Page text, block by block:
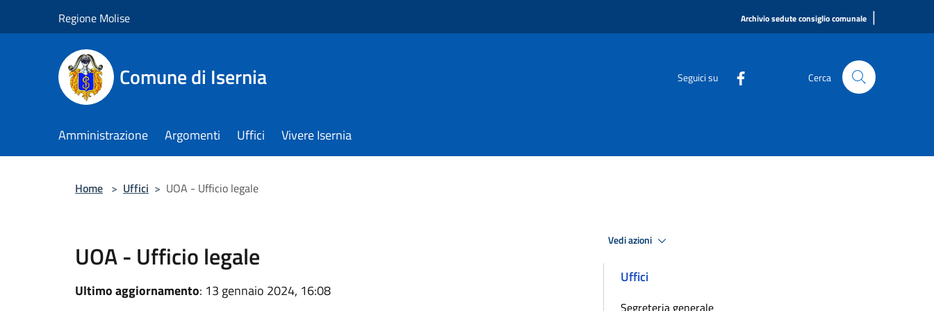
Regione Molise Archivio sedute consiglio comunale |
Comune di Isernia Seguici su Cerca
Amministrazione Argomenti Uffici Vivere Isernia
Home > Uffici > UOA - Ufficio legale
UOA - Ufficio legale
Ultimo aggiornamento: 13 gennaio 2024, 16:08
Vedi azioni
Uffici
Segreteria generale